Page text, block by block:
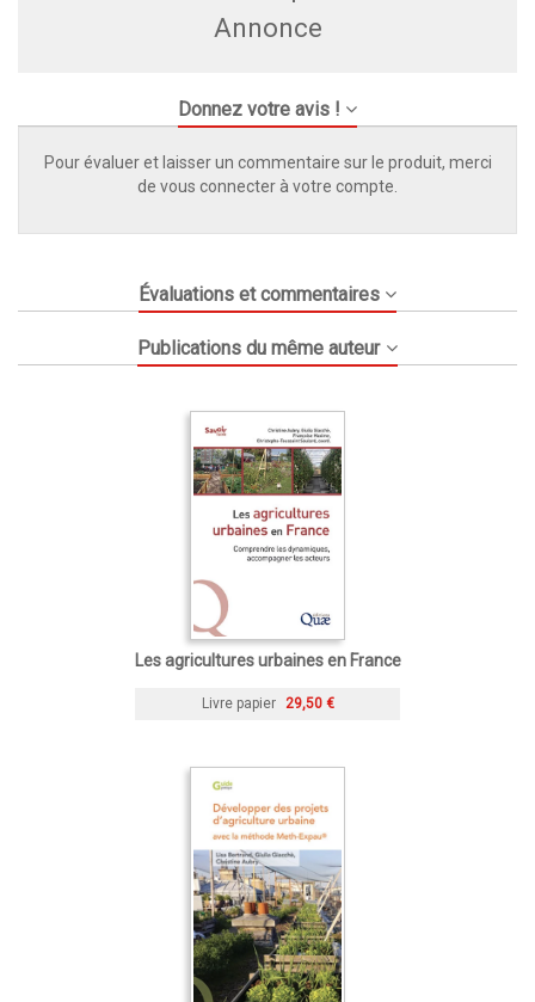
Annonce
Donnez votre avis !
Pour évaluer et laisser un commentaire sur le produit, merci
de vous connecter à votre compte.
Évaluations et commentaires
Publications du même auteur
Les agricultures urbaines en France
Livre papier 29,50 €